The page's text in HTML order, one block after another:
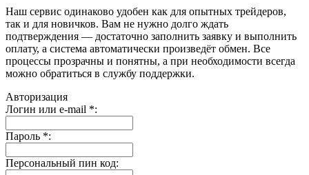
Наш сервис одинаково удобен как для опытных трейдеров,
так и для новичков. Вам не нужно долго ждать
подтверждения — достаточно заполнить заявку и выполнить
оплату, а система автоматически произведёт обмен. Все
процессы прозрачны и понятны, а при необходимости всегда
можно обратиться в службу поддержки.
Авторизация
Логин или e-mail *:
Пароль *:
Персональный пин код: